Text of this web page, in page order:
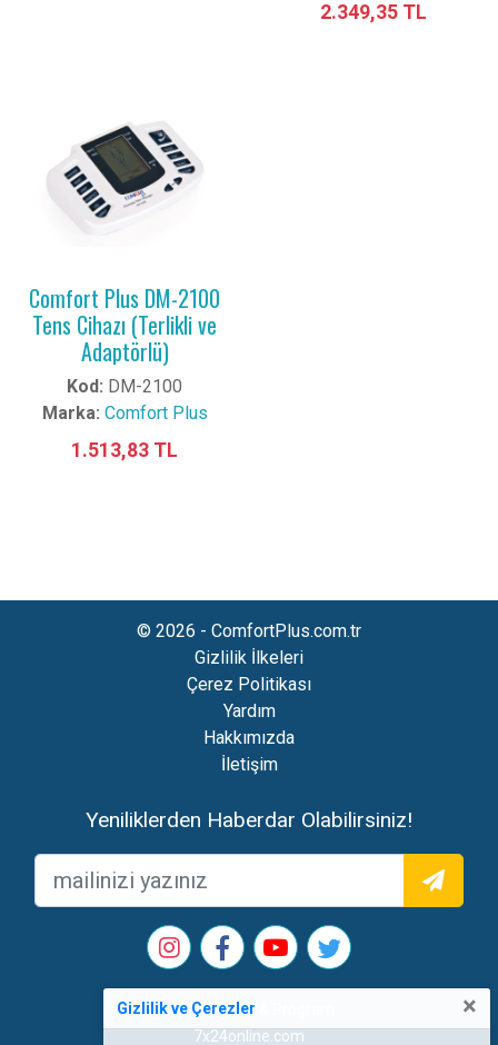
2.349,35 TL
Comfort Plus DM-2100
Tens Cihazı (Terlikli ve
Adaptörlü)
Kod: DM-2100
Marka: Comfort Plus
1.513,83 TL
© 2026 - ComfortPlus.com.tr
Gizlilik İlkeleri
Çerez Politikası
Yardım
Hakkımızda
İletişim
Yeniliklerden Haberdar Olabilirsiniz!
Web Tasarım & Program
7x24online.com
Gizlilik ve Çerezler ×